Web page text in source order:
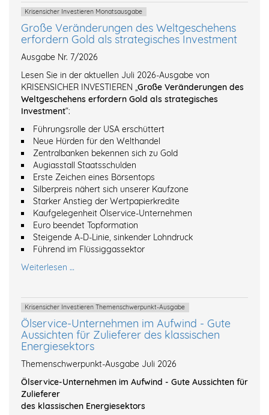
Krisensicher Investieren Monatsausgabe
Große Veränderungen des Weltgeschehens
erfordern Gold als strategisches Investment
Ausgabe Nr. 7/2026
Lesen Sie in der aktuellen Juli 2026-Ausgabe von
KRISENSICHER INVESTIEREN „Große Veränderungen des
Weltgeschehens erfordern Gold als strategisches
Investment“:
Führungsrolle der USA erschüttert
Neue Hürden für den Welthandel
Zentralbanken bekennen sich zu Gold
Augiasstall Staatsschulden
Erste Zeichen eines Börsentops
Silberpreis nähert sich unserer Kaufzone
Starker Anstieg der Wertpapierkredite
Kaufgelegenheit Ölservice-Unternehmen
Euro beendet Topformation
Steigende A-D-Linie, sinkender Lohndruck
Führend im Flüssiggassektor
Weiterlesen …
Krisensicher Investieren Themenschwerpunkt-Ausgabe
Ölservice-Unternehmen im Aufwind - Gute
Aussichten für Zulieferer des klassischen
Energiesektors
Themenschwerpunkt-Ausgabe Juli 2026
Ölservice-Unternehmen im Aufwind - Gute Aussichten für
Zulieferer
des klassischen Energiesektors